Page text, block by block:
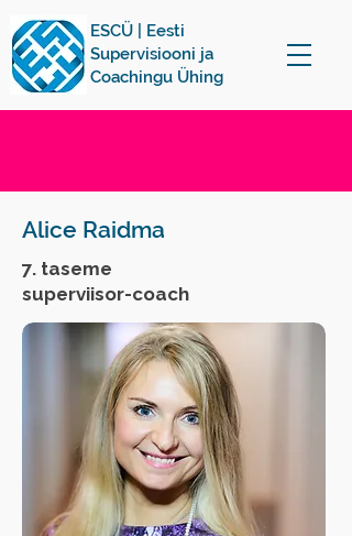
ESCÜ | Eesti
Supervisiooni ja
Coachingu Ühing
Alice Raidma
7. taseme
superviisor-coach